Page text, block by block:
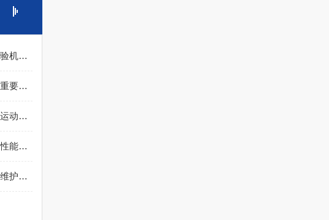
微机控制电液伺服压力试验机的性能特点
水泥水化热测定仪是一种重要的测试设备
工作原理：可控载荷往复运动法表征材料的表面耐磨抗划性能
电工套管数显恒温水浴的性能特点
双管电动砂当量试验器的维护与保养